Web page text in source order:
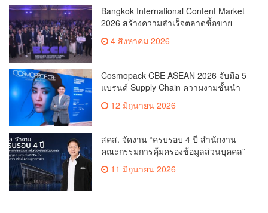
THB 2.2 Billion in Business
ValueReinforcing Thailand’s Position
Bangkok International Content Market
2026 สร้างความสำเร็จตลาดซื้อขาย–
ร่วมผลิตคอนเทนต์ภาพยนตร์และซีรีส์
ระดับนานาชาติเกิดการเจรจาธุรกิจกว่า
ตอกย้ำไทยสู่ “Content Hub of Asia”
4 สิงหาคม 2026
Cosmopack CBE ASEAN 2026 จับมือ 5
แบรนด์ Supply Chain ความงามชั้นนำ
จำลอง “The Sunscreen Factory” ไฮไลต์
Bangkok 2026
12 มิถุนายน 2026
สคส. จัดงาน “ครบรอบ 4 ปี สำนักงาน
คณะกรรมการคุ้มครองข้อมูลส่วนบุคคล”
ความเชื่อมั่นเศรษฐกิจดิจิทัล
11 มิถุนายน 2026